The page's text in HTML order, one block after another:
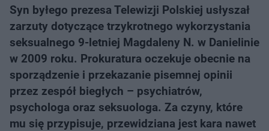
Syn byłego prezesa Telewizji Polskiej usłyszał
zarzuty dotyczące trzykrotnego wykorzystania
seksualnego 9-letniej Magdaleny N. w Danielinie
w 2009 roku. Prokuratura oczekuje obecnie na
sporządzenie i przekazanie pisemnej opinii
przez zespół biegłych – psychiatrów,
psychologa oraz seksuologa. Za czyny, które
mu się przypisuje, przewidziana jest kara nawet